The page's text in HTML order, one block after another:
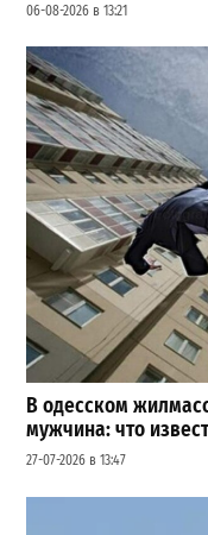
06-08-2026 в 13:21
В одесском
мужчина: что
27-07-2026 в 13:47